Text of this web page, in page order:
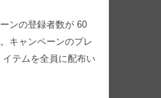
ンの登録者数が 60
キャンペーンのプレ
テムを全員に配布い